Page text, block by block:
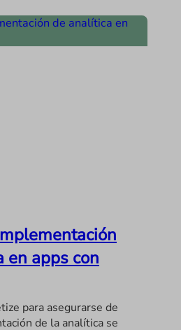
en apps con
para asegurarse de
de la analítica se